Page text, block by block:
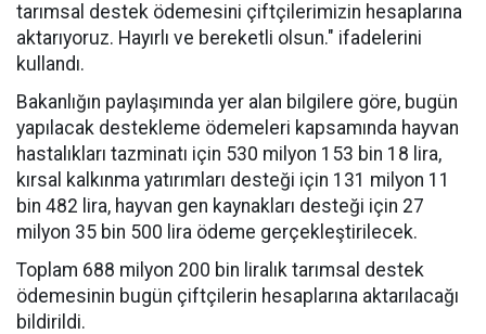
tarımsal destek ödemesini çiftçilerimizin hesaplarına
aktarıyoruz. Hayırlı ve bereketli olsun." ifadelerini
kullandı.
Bakanlığın paylaşımında yer alan bilgilere göre, bugün
yapılacak destekleme ödemeleri kapsamında hayvan
hastalıkları tazminatı için 530 milyon 153 bin 18 lira,
kırsal kalkınma yatırımları desteği için 131 milyon 11
bin 482 lira, hayvan gen kaynakları desteği için 27
milyon 35 bin 500 lira ödeme gerçekleştirilecek.
Toplam 688 milyon 200 bin liralık tarımsal destek
ödemesinin bugün çiftçilerin hesaplarına aktarılacağı
bildirildi.